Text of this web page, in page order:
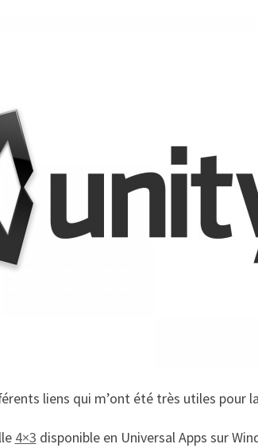
liens qui m’ont été très utiles pour
4×3 disponible en Universal Apps sur